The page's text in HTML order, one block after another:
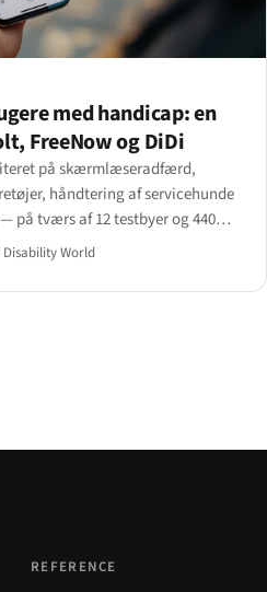
med handicap: en
FreeNow og DiDi
på skærmlæseradfærd,
håndtering af servicehunde
på tværs af 12 testbyer og 440
Disability World
REFERENCE